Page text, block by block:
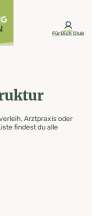
FürDich Club
Arztpraxis oder
findest du alle